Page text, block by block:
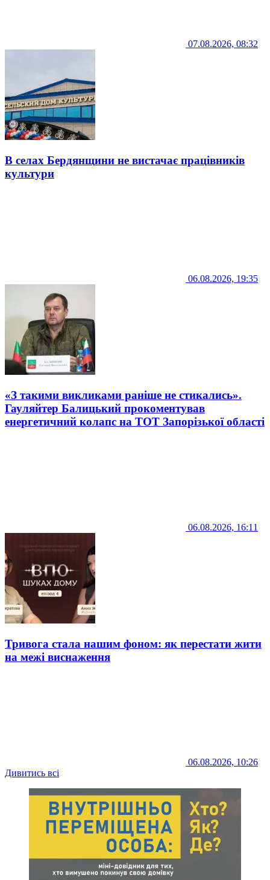
07.08.2026, 08:32
В селах Бердянщини не вистачає працівників
культури
06.08.2026, 19:35
«З такими викликами раніше не стикались».
Гауляйтер Балицький прокоментував
енергетичний колапс на ТОТ Запорізької області
06.08.2026, 16:11
Тривога стала нашим фоном: як перестати жити
на межі виснаження
06.08.2026, 10:26
Дивитись всі